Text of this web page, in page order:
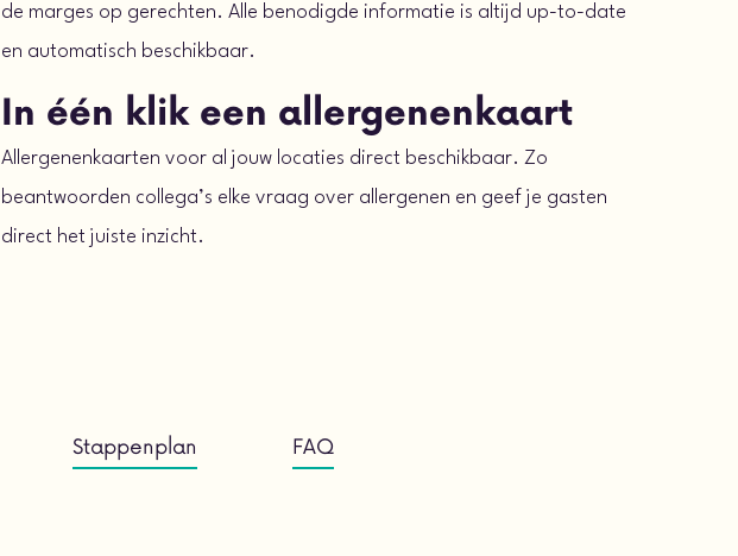
de marges op gerechten. Alle benodigde informatie is altijd up-to-date
en automatisch beschikbaar.
In één klik een allergenenkaart
Allergenenkaarten voor al jouw locaties direct beschikbaar. Zo
beantwoorden collega’s elke vraag over allergenen en geef je gasten
direct het juiste inzicht.
Stappenplan FAQ